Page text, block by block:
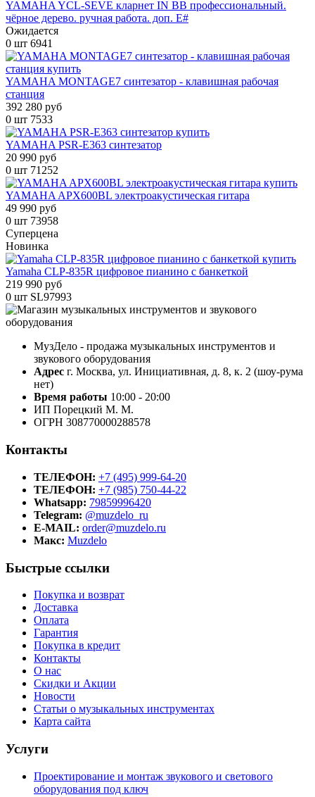
YAMAHA YCL-SEVE кларнет IN BB профессиональный.
чёрное дерево. ручная работа. доп. E#
Ожидается
0 шт 6941
YAMAHA MONTAGE7 синтезатор - клавишная рабочая
станция
392 280 руб
0 шт 7533
YAMAHA PSR-E363 синтезатор
20 990 руб
0 шт 71252
YAMAHA APX600BL электроакустическая гитара
49 990 руб
0 шт 73958
Суперцена
Новинка
Yamaha CLP-835R цифровое пианино с банкеткой
219 990 руб
0 шт SL97993
МузДело - продажа музыкальных инструментов и
звукового оборудования
Адрес г. Москва, ул. Инициативная, д. 8, к. 2 (шоу-рума
нет)
Время работы 10:00 - 20:00
ИП Порецкий М. М.
ОГРН 308770000288578
Контакты
ТЕЛЕФОН: +7 (495) 999-64-20
ТЕЛЕФОН: +7 (985) 750-44-22
Whatsapp: 79859996420
Telegram: @muzdelo_ru
E-MAIL: order@muzdelo.ru
Макс: Muzdelo
Быстрые ссылки
Покупка и возврат
Доставка
Оплата
Гарантия
Покупка в кредит
Контакты
О нас
Скидки и Акции
Новости
Статьи о музыкальных инструментах
Карта сайта
Услуги
Проектирование и монтаж звукового и светового
оборудования под ключ